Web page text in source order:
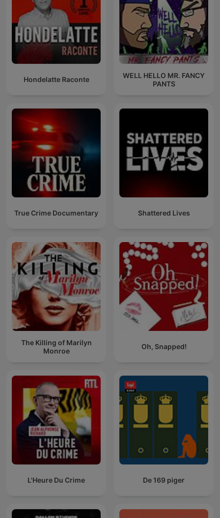
Hondelatte Raconte
WELL HELLO MR. FANCY
PANTS
True Crime Documentary Shattered Lives
The Killing of Marilyn
Monroe
Oh, Snapped!
L'Heure Du Crime De 169 piger